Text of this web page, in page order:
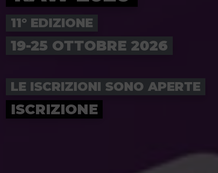
11° EDIZIONE
19-25 OTTOBRE 2026
LE ISCRIZIONI SONO APERTE
ISCRIZIONE